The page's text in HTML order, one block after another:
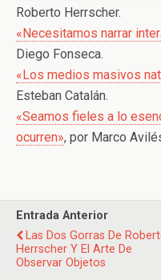
Roberto Herrscher.
«Necesitamos narrar
Diego Fonseca.
«Los medios masivos
Esteban Catalán.
«Seamos fieles a lo
ocurren», por Marco
Entrada Anterior
Las Dos Gorras De
Herrscher Y El Arte De
Observar Objetos